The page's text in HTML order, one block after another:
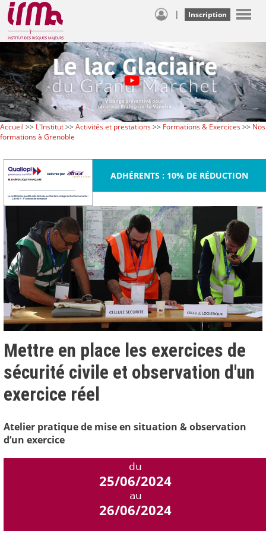
| Inscription
Accueil >> L'Institut>>Activités et prestations>> Formations & Exercices>> Nos
formations à Grenoble
ADHÉRENTS : 10% DE RÉDUCTION
Mettre en place les exercices de
sécurité civile et observation d'un
exercice réel
Atelier pratique de mise en situation & observation
d’un exercice
du
25/06/2024
au
26/06/2024